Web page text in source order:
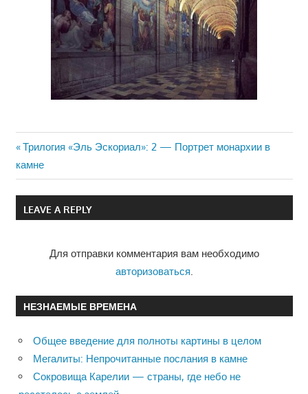
Навигация
по
записям
Previous
Post:
Трилогия «Эль Эскориал»: 2 — Портрет монархии в
камне
LEAVE A REPLY
Для отправки комментария вам необходимо
авторизоваться
НЕЗНАЕМЫЕ ВРЕМЕНА
Общее введение для полноты картины в целом
Мегалиты: Непрочитанные послания в камне
Сокровища Карелии — страны, где небо не